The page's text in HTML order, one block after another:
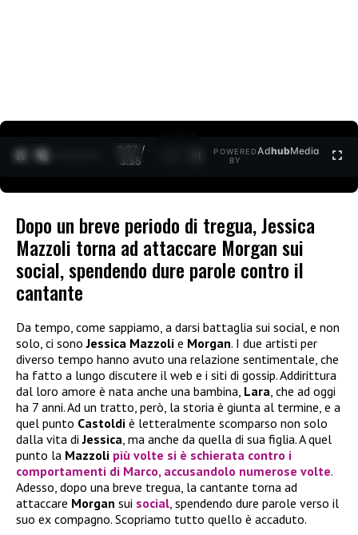
0:27 /
3:35
POWERED
BY
AdhubMedia
Dopo un breve periodo di tregua, Jessica
Mazzoli torna ad attaccare Morgan sui
social, spendendo dure parole contro il
cantante
Da tempo, come sappiamo, a darsi battaglia sui social, e non
solo, ci sonoJessica Mazzoli e Morgan. I due artisti per
diverso tempo hanno avuto una relazione sentimentale, che
ha fatto a lungo discutere il web e i siti di gossip. Addirittura
dal loro amore è nata anche una bambina, Lara, che ad oggi
ha 7 anni. Ad un tratto, però, la storia è giunta al termine, e a
quel punto Castoldi è letteralmente scomparso non solo
dalla vita diJessica, ma anche da quella di sua figlia. A quel
punto la Mazzoli più volte si è schierata contro i
comportamenti di Marco, accusandolo numerose volte.
Adesso, dopo una breve tregua, la cantante torna ad
attaccare Morgan sui social, spendendo dure parole verso il
suo ex compagno. Scopriamo tutto quello è accaduto.